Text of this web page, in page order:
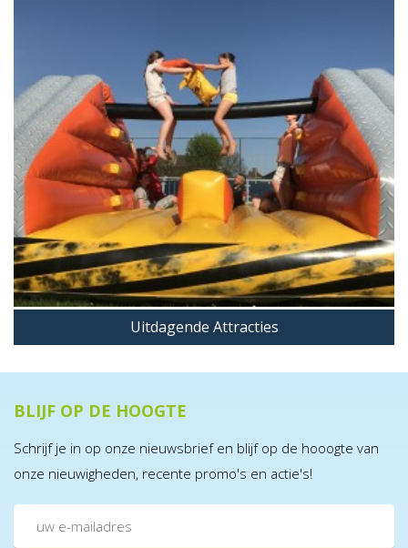
Uitdagende Attracties
BLIJF OP DE HOOGTE
Schrijf je in op onze nieuwsbrief en blijf op de hooogte van
onze nieuwigheden, recente promo's en actie's!